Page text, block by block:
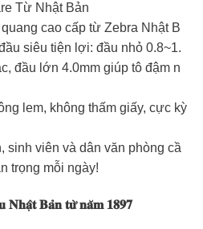
Từ Nhật Bản
cao cấp từ Zebra Nhật B
siêu tiện lợi: đầu nhỏ 0.8~1.
đầu lớn 4.0mm giúp tô đậm n
lem, không thấm giấy, cực kỳ
sinh viên và dân văn phòng cầ
trọng mỗi ngày!
𝐍𝐡𝐚̣̂𝐭 𝐁𝐚̉𝐧 𝐭𝐮̛̀ 𝐧𝐚̆𝐦 𝟏𝟖𝟗𝟕